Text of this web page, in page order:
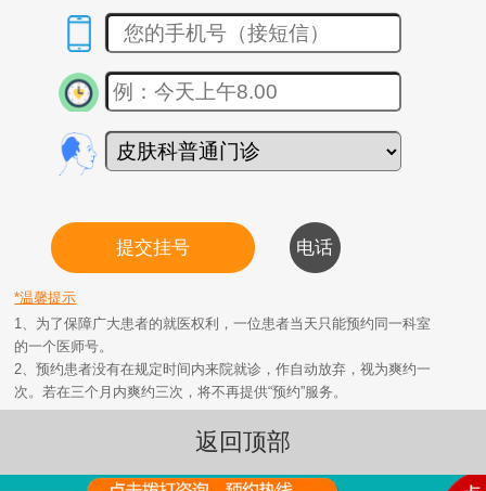
*温馨提示
1、为了保障广大患者的就医权利，一位患者当天只能预约同一科室
的一个医师号。
2、预约患者没有在规定时间内来院就诊，作自动放弃，视为爽约一
次。若在三个月内爽约三次，将不再提供“预约”服务。
返回顶部